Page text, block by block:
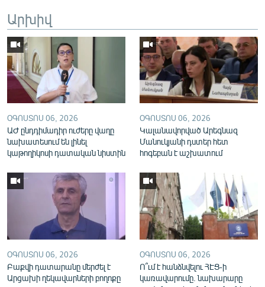
Русский
ՀԵՏԵՎԵՔ ՄԵԶ
«Ազատության» բոլոր կայքերը
Արխիվ
ՕԳՈՍՏՈՍ 06, 2026
ԱԺ ընդդիմադիր ուժերը վաղը
նախատեսում են լինել
կաթողիկոսի դատական նիստին
ՕԳՈՍՏՈՍ 06, 2026
Կալանավորված Արեգնազ
Մանուկյանի դստեր հետ
հոգեբան է աշխատում
ՕԳՈՍՏՈՍ 06, 2026
Բաքվի դատարանը մերժել է
Արցախի ղեկավարների բողոքը
ՕԳՈՍՏՈՍ 06, 2026
Ո՞ւմ է հանձնվելու ՀԷՑ-ի
կառավարումը. նախարարը